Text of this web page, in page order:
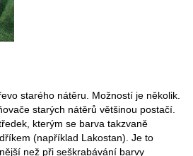
starého nátěru. Možností je několik.
starých nátěrů většinou postačí.
kterým se barva takzvaně
(například Lakostan). Je to
než při seškrabávání barvy